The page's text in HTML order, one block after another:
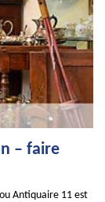
– faire
Antiquaire 11 est